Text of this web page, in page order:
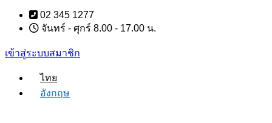
Skip
content
02 345 1277
จันทร์ - ศุกร์ 8.00 - 17.00 น.
เข้าสู่ระบบสมาชิก
ไทย
อังกฤษ